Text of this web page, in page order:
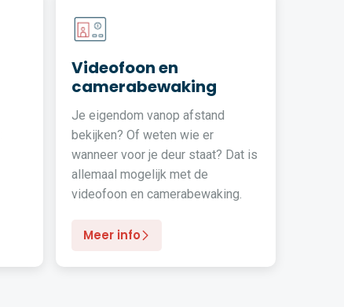
Videofoon en
camerabewaking
Je eigendom vanop afstand
bekijken? Of weten wie er
wanneer voor je deur staat? Dat is
allemaal mogelijk met de
videofoon en camerabewaking.
Meer info